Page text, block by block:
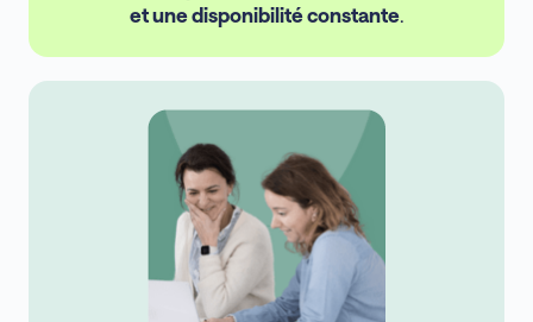
et une disponibilité constante.